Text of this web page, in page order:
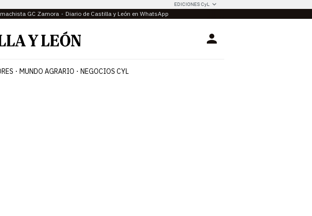
EDICIONES CyL
GC Zamora Diario de Castilla y León en WhatsApp
Login
MUNDO AGRARIO NEGOCIOS CYL